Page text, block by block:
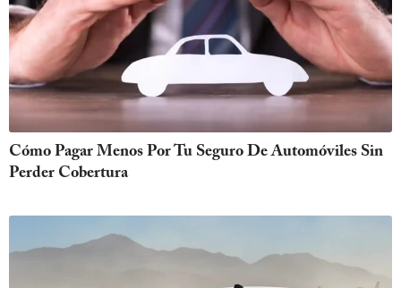
Cómo Pagar Menos Por Tu Seguro De Automóviles Sin
Perder Cobertura